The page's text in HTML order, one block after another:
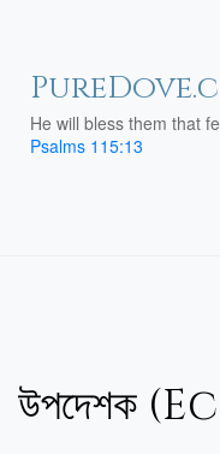
He will bless them that
Psalms 115:13
উপদেশক